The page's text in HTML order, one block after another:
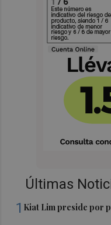
Últimas
1 Kiat Lim preside por